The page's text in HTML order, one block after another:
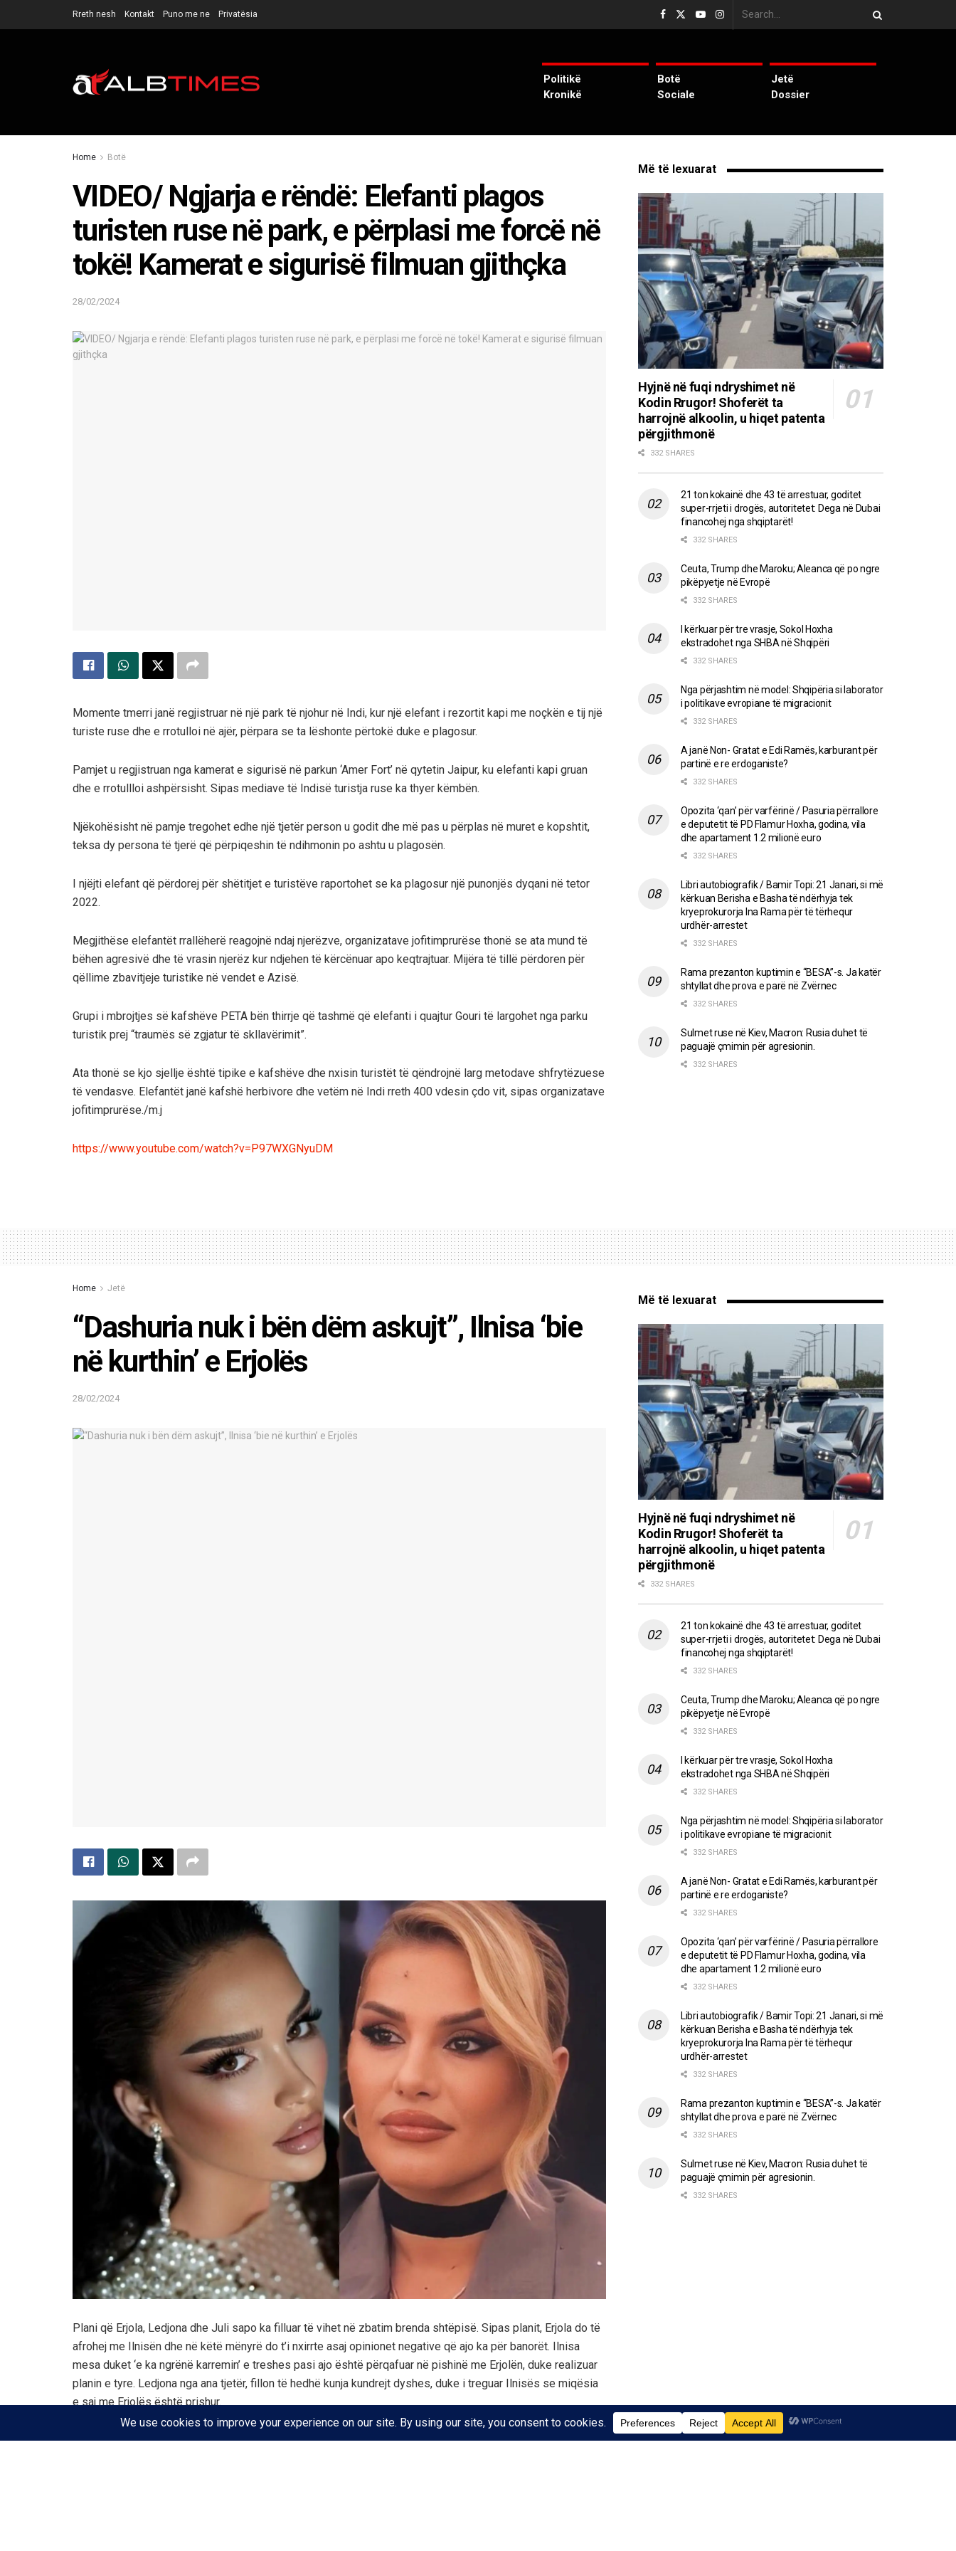
Rreth nesh Kontakt Puno me ne Privatësia
Politikë
Kronikë
Botë
Sociale
Jetë
Dossier
Home Botë
VIDEO/ Ngjarja e rëndë: Elefanti plagos
turisten ruse në park, e përplasi me forcë në
tokë! Kamerat e sigurisë filmuan gjithçka
28/02/2024
Momente tmerri janë regjistruar në një park të njohur në Indi, kur një elefant i rezortit kapi me noçkën e tij një
turiste ruse dhe e rrotulloi në ajër, përpara se ta lëshonte përtokë duke e plagosur.
Pamjet u regjistruan nga kamerat e sigurisë në parkun ‘Amer Fort’ në qytetin Jaipur, ku elefanti kapi gruan
dhe e rrotullloi ashpërsisht. Sipas mediave të Indisë turistja ruse ka thyer këmbën.
Njëkohësisht në pamje tregohet edhe një tjetër person u godit dhe më pas u përplas në muret e kopshtit,
teksa dy persona të tjerë që përpiqeshin të ndihmonin po ashtu u plagosën.
I njëjti elefant që përdorej për shëtitjet e turistëve raportohet se ka plagosur një punonjës dyqani në tetor
2022.
Megjithëse elefantët rrallëherë reagojnë ndaj njerëzve, organizatave jofitimprurëse thonë se ata mund të
bëhen agresivë dhe të vrasin njerëz kur ndjehen të kërcënuar apo keqtrajtuar. Mijëra të tillë përdoren për
qëllime zbavitjeje turistike në vendet e Azisë.
Grupi i mbrojtjes së kafshëve PETA bën thirrje që tashmë që elefanti i quajtur Gouri të largohet nga parku
turistik prej “traumës së zgjatur të skllavërimit”.
Ata thonë se kjo sjellje është tipike e kafshëve dhe nxisin turistët të qëndrojnë larg metodave shfrytëzuese
të vendasve. Elefantët janë kafshë herbivore dhe vetëm në Indi rreth 400 vdesin çdo vit, sipas organizatave
jofitimprurëse./m.j
https://www.youtube.com/watch?v=P97WXGNyuDM
Më të lexuarat
Hyjnë në fuqi ndryshimet në
Kodin Rrugor! Shoferët ta
harrojnë alkoolin, u hiqet patenta
përgjithmonë
332 SHARES
21 ton kokainë dhe 43 të arrestuar, goditet
super-rrjeti i drogës, autoritetet: Dega në Dubai
financohej nga shqiptarët!
332 SHARES
Ceuta, Trump dhe Maroku; Aleanca që po ngre
pikëpyetje në Evropë
332 SHARES
I kërkuar për tre vrasje, Sokol Hoxha
ekstradohet nga SHBA në Shqipëri
332 SHARES
Nga përjashtim në model: Shqipëria si laborator
i politikave evropiane të migracionit
332 SHARES
A janë Non- Gratat e Edi Ramës, karburant për
partinë e re erdoganiste?
332 SHARES
Opozita ‘qan’ për varfërinë / Pasuria përrallore
e deputetit të PD Flamur Hoxha, godina, vila
dhe apartament 1.2 milionë euro
332 SHARES
Libri autobiografik / Bamir Topi: 21 Janari, si më
kërkuan Berisha e Basha të ndërhyja tek
kryeprokurorja Ina Rama për të tërhequr
urdhër-arrestet
332 SHARES
Rama prezanton kuptimin e “BESA”-s. Ja katër
shtyllat dhe prova e parë në Zvërnec
332 SHARES
Sulmet ruse në Kiev, Macron: Rusia duhet të
paguajë çmimin për agresionin.
332 SHARES
Home Jetë
“Dashuria nuk i bën dëm askujt”, Ilnisa ‘bie
në kurthin’ e Erjolës
28/02/2024
Plani që Erjola, Ledjona dhe Juli sapo ka filluar të vihet në zbatim brenda shtëpisë. Sipas planit, Erjola do të
afrohej me Ilnisën dhe në këtë mënyrë do t’i nxirrte asaj opinionet negative që ajo ka për banorët. Ilnisa
mesa duket ‘e ka ngrënë karremin’ e treshes pasi ajo është përqafuar në pishinë me Erjolën, duke realizuar
planin e tyre. Ledjona nga ana tjetër, fillon të hedhë kunja kundrejt dyshes, duke i treguar Ilnisës se miqësia
e saj me Erjolës është prishur.
Ledjona: O shtirja.
Më të lexuarat
Hyjnë në fuqi ndryshimet në
Kodin Rrugor! Shoferët ta
harrojnë alkoolin, u hiqet patenta
përgjithmonë
332 SHARES
21 ton kokainë dhe 43 të arrestuar, goditet
super-rrjeti i drogës, autoritetet: Dega në Dubai
financohej nga shqiptarët!
332 SHARES
Ceuta, Trump dhe Maroku; Aleanca që po ngre
pikëpyetje në Evropë
332 SHARES
I kërkuar për tre vrasje, Sokol Hoxha
ekstradohet nga SHBA në Shqipëri
332 SHARES
Nga përjashtim në model: Shqipëria si laborator
i politikave evropiane të migracionit
332 SHARES
A janë Non- Gratat e Edi Ramës, karburant për
partinë e re erdoganiste?
332 SHARES
Opozita ‘qan’ për varfërinë / Pasuria përrallore
e deputetit të PD Flamur Hoxha, godina, vila
dhe apartament 1.2 milionë euro
332 SHARES
Libri autobiografik / Bamir Topi: 21 Janari, si më
kërkuan Berisha e Basha të ndërhyja tek
kryeprokurorja Ina Rama për të tërhequr
urdhër-arrestet
332 SHARES
Rama prezanton kuptimin e “BESA”-s. Ja katër
shtyllat dhe prova e parë në Zvërnec
332 SHARES
Sulmet ruse në Kiev, Macron: Rusia duhet të
paguajë çmimin për agresionin.
332 SHARES